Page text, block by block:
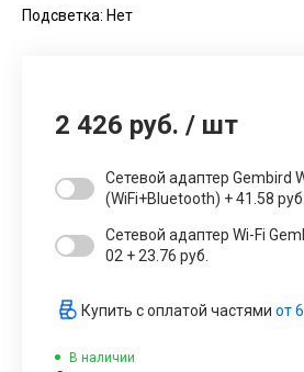
Подсветка: Нет
2 426 руб. / шт
Сетевой адаптер Gembird
(WiFi+Bluetooth) + 41.58 руб.
Сетевой адаптер Wi-Fi
02 + 23.76 руб.
Купить с оплатой частями от
В наличии